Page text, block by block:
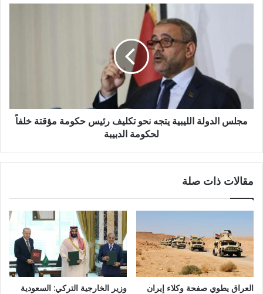
مجلس الدولة الليبية يتجه نحو تكليف رئيس حكومة مؤقتة خلفاً
لحكومة الدبيبة
مقالات ذات صلة
العراق يطوي صفحة وكلاء إيران
وزير الخارجية التركي: السعودية